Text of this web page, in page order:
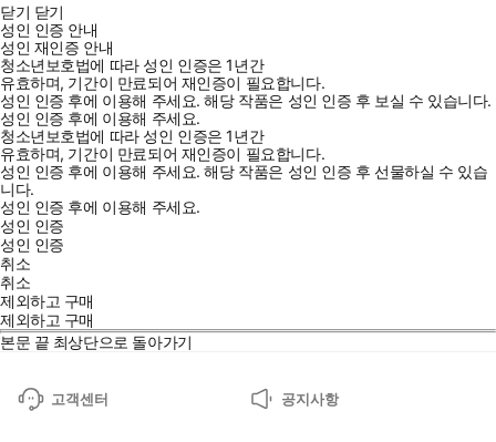
닫기 닫기
성인 인증 안내
성인 재인증 안내
청소년보호법에 따라 성인 인증은 1년간
유효하며, 기간이 만료되어 재인증이 필요합니다.
성인 인증 후에 이용해 주세요.해당 작품은 성인 인증 후 보실 수 있습니다.
성인 인증 후에 이용해 주세요.
청소년보호법에 따라 성인 인증은 1년간
유효하며, 기간이 만료되어 재인증이 필요합니다.
성인 인증 후에 이용해 주세요.해당 작품은 성인 인증 후 선물하실 수 있습
니다.
성인 인증 후에 이용해 주세요.
성인 인증
성인 인증
취소
취소
제외하고 구매
제외하고 구매
본문 끝 최상단으로 돌아가기
고객센터 공지사항